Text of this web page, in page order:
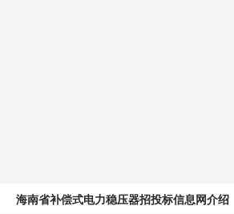
海南省补偿式电力稳压器招投标信息网介绍